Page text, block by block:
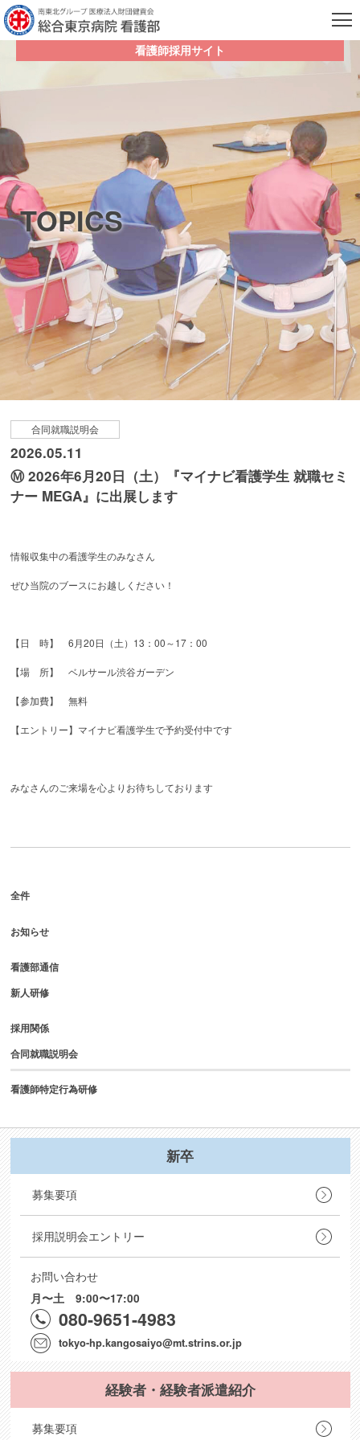
看護師採用サイト
TOPICS
合同就職説明会
2026.05.11
Ⓜ 2026年6月20日（土）『マイナビ看護学生 就職セミ
ナー MEGA』に出展します
情報収集中の看護学生のみなさん
ぜひ当院のブースにお越しください！
【日 時】 6月20日（土）13：00～17：00
【場 所】 ベルサール渋谷ガーデン
【参加費】 無料
【エントリー】マイナビ看護学生で予約受付中です
みなさんのご来場を心よりお待ちしております
全件
お知らせ
看護部通信
新人研修
採用関係
合同就職説明会
看護師特定行為研修
新卒
募集要項
採用説明会エントリー
お問い合わせ
月〜土 9:00〜17:00
080-9651-4983
tokyo-hp.kangosaiyo@mt.strins.or.jp
経験者・経験者派遣紹介
募集要項